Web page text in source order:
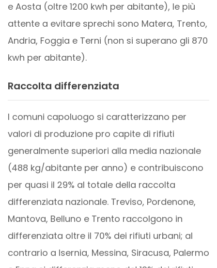
e Aosta (oltre 1200 kwh per abitante), le più
attente a evitare sprechi sono Matera, Trento,
Andria, Foggia e Terni (non si superano gli 870
kwh per abitante).
Raccolta differenziata
I comuni capoluogo si caratterizzano per
valori di produzione pro capite di rifiuti
generalmente superiori alla media nazionale
(488 kg/abitante per anno) e contribuiscono
per quasi il 29% al totale della raccolta
differenziata nazionale. Treviso, Pordenone,
Mantova, Belluno e Trento raccolgono in
differenziata oltre il 70% dei rifiuti urbani; al
contrario a Isernia, Messina, Siracusa, Palermo